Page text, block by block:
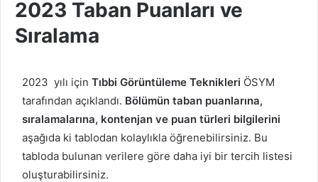
2023 Taban Puanları ve
Sıralama
2023 yılı için Tıbbi Görüntüleme Teknikleri ÖSYM
tarafından açıklandı. Bölümün taban puanlarına,
sıralamalarına, kontenjan ve puan türleri bilgilerini
aşağıda ki tablodan kolaylıkla öğrenebilirsiniz. Bu
tabloda bulunan verilere göre daha iyi bir tercih listesi
oluşturabilirsiniz.